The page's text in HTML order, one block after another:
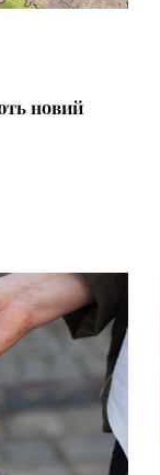
новий